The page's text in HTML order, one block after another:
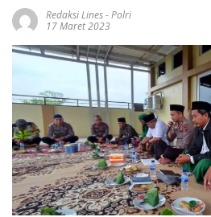
Redaksi Lines-Polri
17 Maret 2023